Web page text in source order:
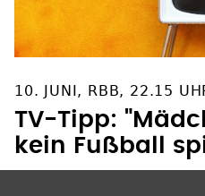
10. JUNI, RBB, 22.15
TV-Tipp:
kein Fußball